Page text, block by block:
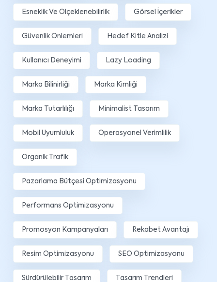
Esneklik Ve Ölçeklenebilirlik Görsel İçerikler
Güvenlik Önlemleri Hedef Kitle Analizi
Kullanıcı Deneyimi Lazy Loading
Marka Bilinirliği Marka Kimliği
Marka Tutarlılığı Minimalist Tasarım
Mobil Uyumluluk Operasyonel Verimlilik
Organik Trafik
Pazarlama Bütçesi Optimizasyonu
Performans Optimizasyonu
Promosyon Kampanyaları Rekabet Avantajı
Resim Optimizasyonu SEO Optimizasyonu
Sürdürülebilir Tasarım Tasarım Trendleri